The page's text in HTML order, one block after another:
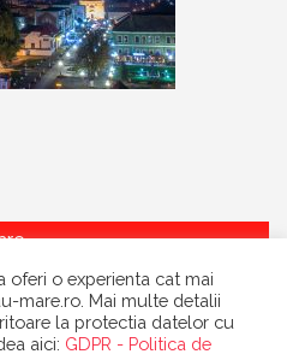
oferi o experienta cat mai
mare.ro. Mai multe detalii
la protectia datelor cu
aici: GDPR - Politica de